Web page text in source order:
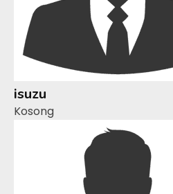
isuzu
Kosong